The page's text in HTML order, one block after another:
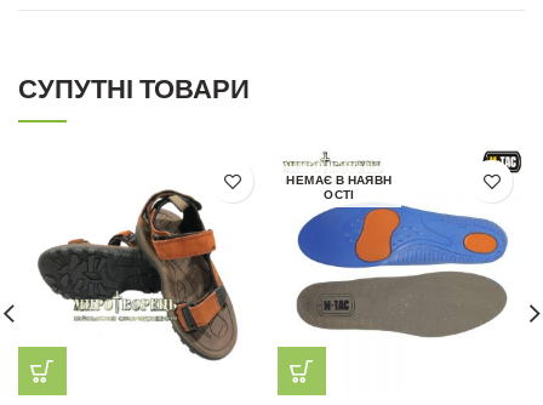
СУПУТНІ ТОВАРИ
НЕМАЄ В НАЯВН
ОСТІ